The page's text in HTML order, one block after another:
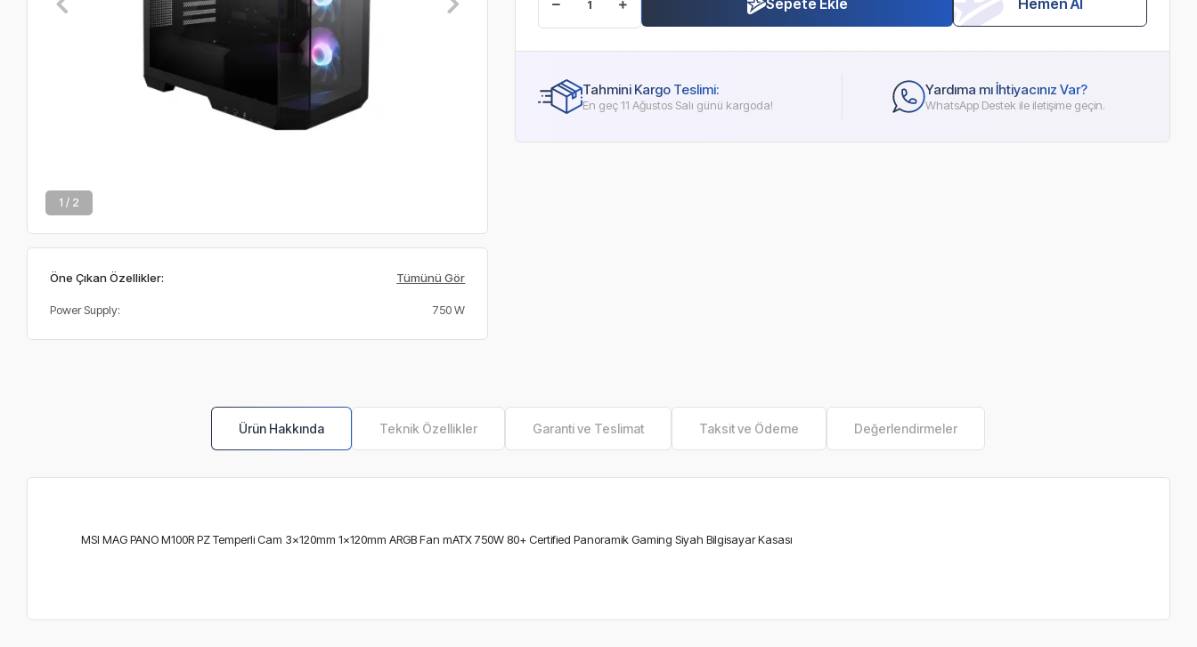
2 / 2
Öne Çıkan Özellikler: Tümünü Gör
Power Supply: 750 W
Sepete Ekle Hemen Al
Tahmini Kargo Teslimi:
En geç 11 Ağustos Salı günü kargoda!
Yardıma mı İhtiyacınız Var?
WhatsApp Destek ile iletişime geçin.
Ürün Hakkında Teknik Özellikler Garanti ve Teslimat Taksit ve Ödeme Değerlendirmeler
MSI MAG PANO M100R PZ Temperli Cam 3x120mm 1x120mm ARGB Fan mATX 750W 80+ Certified Panoramik Gaming Siyah Bilgisayar Kasası